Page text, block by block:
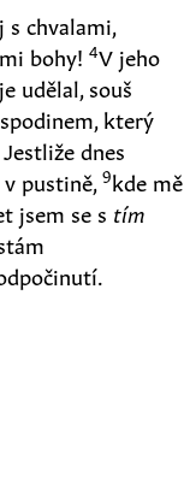
s chvalami,
bohy!4V jeho
udělal, souš
který
dnes
pustině,9kde mě
jsem se s tím